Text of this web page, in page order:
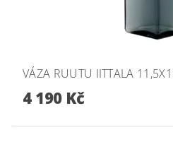
VÁZA RUUTU IITTALA
4 190 Kč